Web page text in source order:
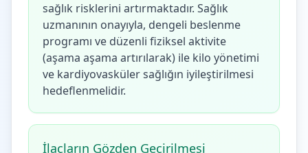
sağlık risklerini artırmaktadır. Sağlık
uzmanının onayıyla, dengeli beslenme
programı ve düzenli fiziksel aktivite
(aşama aşama artırılarak) ile kilo yönetimi
ve kardiyovasküler sağlığın iyileştirilmesi
hedeflenmelidir.
İlaçların Gözden Geçirilmesi